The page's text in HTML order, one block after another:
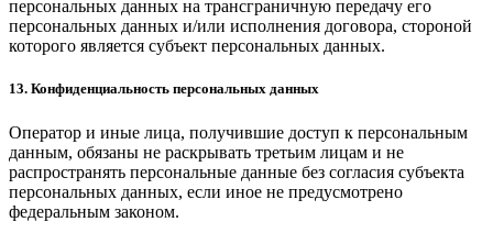
персональных данных на трансграничную передачу его
персональных данных и/или исполнения договора, стороной
которого является субъект персональных данных.
13. Конфиденциальность персональных данных
Оператор и иные лица, получившие доступ к персональным
данным, обязаны не раскрывать третьим лицам и не
распространять персональные данные без согласия субъекта
персональных данных, если иное не предусмотрено
федеральным законом.